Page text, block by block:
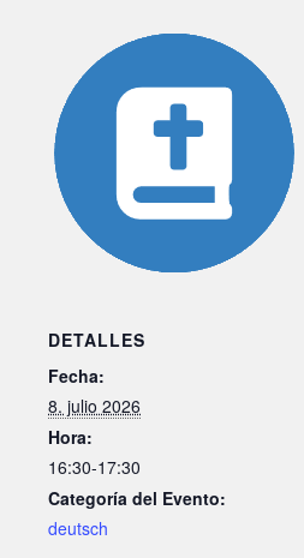
DETALLES
Fecha:
8. julio 2026
Hora:
16:30-17:30
Categoría del Evento:
deutsch